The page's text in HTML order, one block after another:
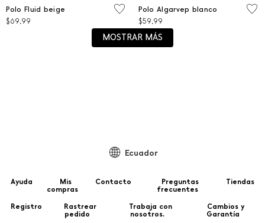
L
AGREGAR AL CARRITO
Polo Fluid beige
$69,99
L
AGREGAR AL CARRITO
Polo Algarvep blanco
$59,99
MOSTRAR MÁS
Ecuador
Ayuda
Mis
compras
Contacto
Preguntas
frecuentes
Tiendas
Registro
Rastrear
pedido
Trabaja con
nosotros.
Cambios y
Garantía